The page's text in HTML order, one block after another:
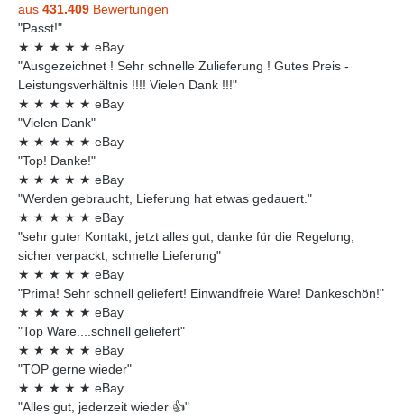
aus 431.409 Bewertungen
"Passt!"
★ ★ ★ ★ ★ eBay
"Ausgezeichnet ! Sehr schnelle Zulieferung ! Gutes Preis -
Leistungsverhältnis !!!! Vielen Dank !!!"
★ ★ ★ ★ ★ eBay
"Vielen Dank"
★ ★ ★ ★ ★ eBay
"Top! Danke!"
★ ★ ★ ★ ★ eBay
"Werden gebraucht, Lieferung hat etwas gedauert."
★ ★ ★ ★ ★ eBay
"sehr guter Kontakt, jetzt alles gut, danke für die Regelung,
sicher verpackt, schnelle Lieferung"
★ ★ ★ ★ ★ eBay
"Prima! Sehr schnell geliefert! Einwandfreie Ware! Dankeschön!"
★ ★ ★ ★ ★ eBay
"Top Ware....schnell geliefert"
★ ★ ★ ★ ★ eBay
"TOP gerne wieder"
★ ★ ★ ★ ★ eBay
"Alles gut, jederzeit wieder 👍"